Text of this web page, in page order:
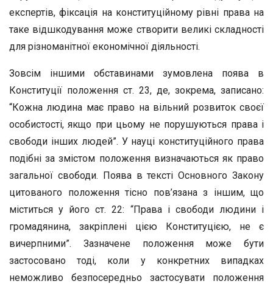
експертів, фіксація на конституційному рівні права на
таке відшкодування може створити великі складності
для різноманітної економічної діяльності.
Зовсім іншими обставинами зумовлена поява в
Конституції положення ст. 23, де, зокрема, записано:
“Кожна людина має право на вільний розвиток своєї
особистості, якщо при цьому не порушуються права і
свободи інших людей”. У науці конституційного права
подібні за змістом положення визначаються як право
загальної свободи. Поява в тексті Основного Закону
цитованого положення тісно пов’язана з іншим, що
міститься у його ст. 22: “Права і свободи людини і
громадянина, закріплені цією Конституцією, не є
вичерпними”. Зазначене положення може бути
застосовано тоді, коли у конкретних випадках
неможливо безпосередньо застосувати положення